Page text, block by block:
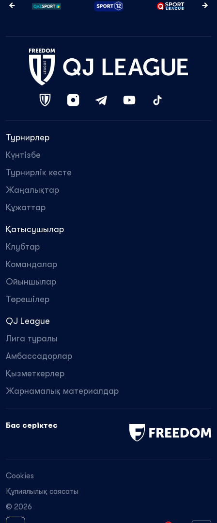
Турнирлер
Күнтізбе
Турнирлік кесте
Жаңалықтар
Құжаттар
Қатысушылар
Клубтар
Командалар
Ойыншылар
Төрешілер
QJ League
Лига туралы
Амбассадорлар
Қызметкерлер
Жарнамалық материалдар
Бас серіктес
© 2026
Cookies
Құпиялылық саясаты